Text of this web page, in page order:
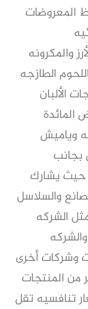
المعروضات
والمكرونه
الطازجه
الألبان
المائدة
وياميش
بجانب
حيث يشارك
والسلاسل
الشركه
وشركات أخرى
من المنتجات
تنافسيه تقل